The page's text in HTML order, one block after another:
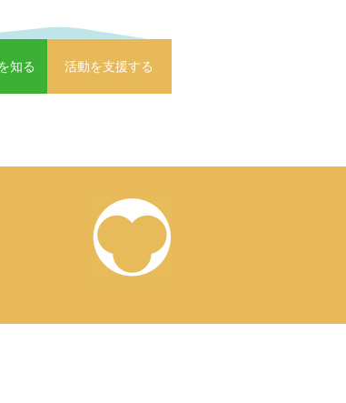
知る 活動を支援する